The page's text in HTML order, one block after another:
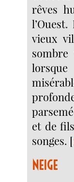
rêves
vieux
et de
songes. [
NEIGE